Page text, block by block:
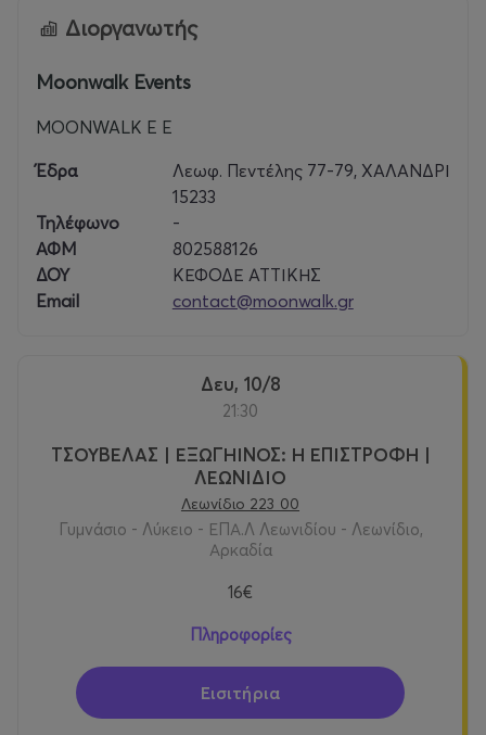
Διοργανωτής
Moonwalk Events
MOONWALK E E
Έδρα
Λεωφ. Πεντέλης 77-79, ΧΑΛΑΝΔΡΙ
15233
Τηλέφωνο
-
ΑΦΜ
802588126
ΔΟΥ
ΚΕΦΟΔΕ ΑΤΤΙΚΗΣ
Email
contact@moonwalk.gr
Δευ, 10/8
21:30
ΤΣΟΥΒΕΛΑΣ | ΕΞΩΓΗΙΝΟΣ: Η ΕΠΙΣΤΡΟΦΗ |
ΛΕΩΝΙΔΙΟ
Λεωνίδιο 223 00
Γυμνάσιο - Λύκειο - ΕΠΑ.Λ Λεωνιδίου - Λεωνίδιο,
Αρκαδία
16€
Πληροφορίες
Εισιτήρια